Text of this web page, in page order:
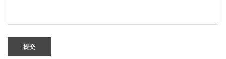
提交